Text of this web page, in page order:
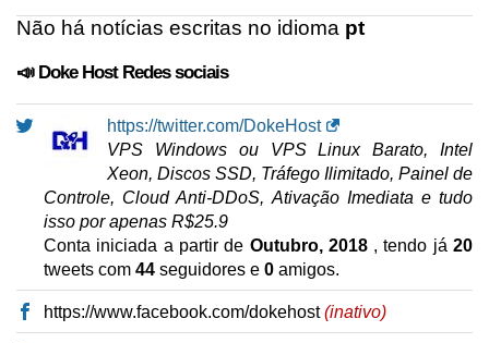
Não há notícias escritas no idioma pt
📣 Doke Host Redes sociais
https://twitter.com/DokeHost
VPS Windows ou VPS Linux Barato, Intel
Xeon, Discos SSD, Tráfego Ilimitado, Painel de
Controle, Cloud Anti-DDoS, Ativação Imediata e tudo
isso por apenas R$25.9
Conta iniciada a partir de Outubro, 2018, tendo já20
tweets com 44 seguidores e 0 amigos.
https://www.facebook.com/dokehost(inativo)